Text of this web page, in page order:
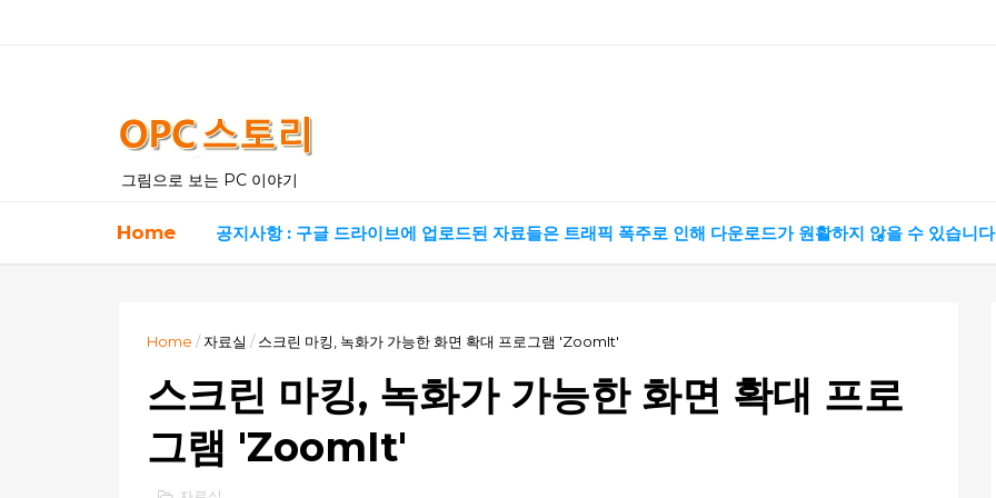
그림으로 보는 PC 이야기
Home 공지사항 : 구글 드라이브에 업로드된 자료들은 트래픽 폭주로 인해 다운로드가 원활하지 않을 수 있습니
Home /자료실 / 스크린 마킹, 녹화가 가능한 화면 확대 프로그램 'ZoomIt'
스크린 마킹, 녹화가 가능한 화면 확대 프로
그램 'ZoomIt'